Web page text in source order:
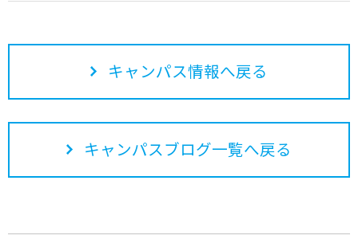
キャンパス情報へ戻る
キャンパスブログ一覧へ戻る